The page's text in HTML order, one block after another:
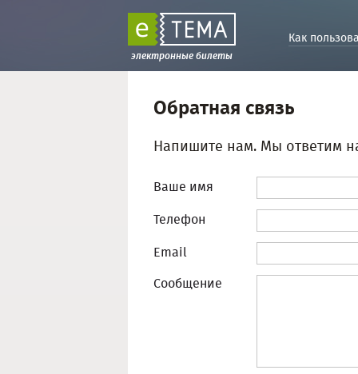
электронные билеты
Как
Обратная связь
Напишите нам. Мы ответим
Ваше имя
Телефон
Email
Сообщение